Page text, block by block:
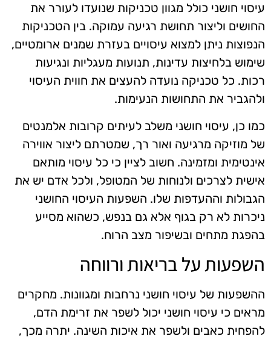
עיסוי חושני כולל מגוון טכניקות שנועדו לעורר את
החושים וליצור תחושת רגיעה עמוקה. בין הטכניקות
הנפוצות ניתן למצוא עיסויים בעזרת שמנים ארומטיים,
שימוש בלחיצות עדינות, תנועות מעגליות ונגיעות
רכות. כל טכניקה נועדה להעצים את חווית העיסוי
ולהגביר את התחושות הנעימות.
כמו כן, עיסוי חושני משלב לעיתים קרובות אלמנטים
של מוזיקה מרגיעה ואור רך, שמטרתם ליצור אווירה
אינטימית ומזמינה. חשוב לציין כי כל עיסוי מותאם
אישית לצרכים ולנוחות של המטופל, ולכל אדם יש את
הגבולות וההעדפות שלו. השפעות העיסוי החושני
ניכרות לא רק בגוף אלא גם בנפש, כשהוא מסייע
בהפגת מתחים ובשיפור מצב הרוח.
השפעות על בריאות ורווחה
ההשפעות של עיסוי חושני נרחבות ומגוונות. מחקרים
מראים כי עיסוי חושני יכול לשפר את זרימת הדם,
להפחית כאבים ולשפר את איכות השינה. יתרה מכך,